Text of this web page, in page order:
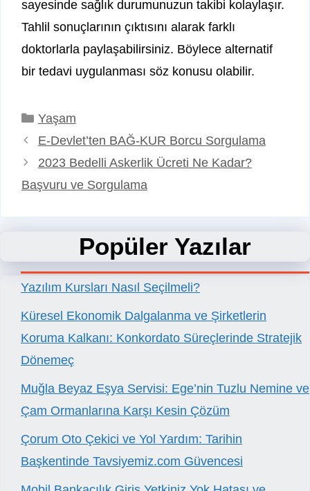
sayesinde sağlık durumunuzun takibi kolaylaşır.
Tahlil sonuçlarının çıktısını alarak farklı
doktorlarla paylaşabilirsiniz. Böylece alternatif
bir tedavi uygulanması söz konusu olabilir.
Kategoriler
Yaşam
E-Devlet’ten BAĞ-KUR Borcu Sorgulama
2023 Bedelli Askerlik Ücreti Ne Kadar?
Başvuru ve Sorgulama
Popüler Yazılar
Yazılım Kursları Nasıl Seçilmeli?
Küresel Ekonomik Dalgalanma ve Şirketlerin
Koruma Kalkanı: Konkordato Süreçlerinde Stratejik
Dönemeç
Muğla Beyaz Eşya Servisi: Ege’nin Tuzlu Nemine ve
Çam Ormanlarına Karşı Kesin Çözüm
Çorum Oto Çekici ve Yol Yardım: Tarihin
Başkentinde Tavsiyemiz.com Güvencesi